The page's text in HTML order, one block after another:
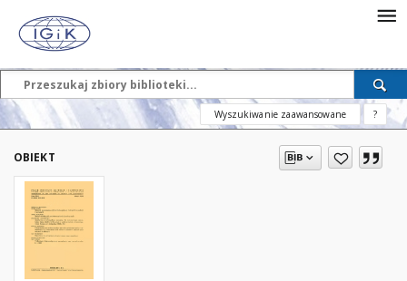
Wyszukiwanie zaawansowane ?
OBIEKT